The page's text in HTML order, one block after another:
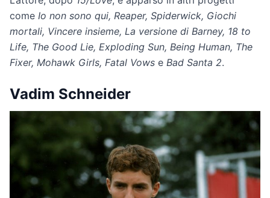
come Io non sono qui, Reaper, Spiderwick, Giochi
mortali, Vincere insieme, La versione di Barney, 18 to
Life, The Good Lie, Exploding Sun, Being Human, The
Fixer, Mohawk Girls, Fatal Vows e Bad Santa 2.
Vadim Schneider